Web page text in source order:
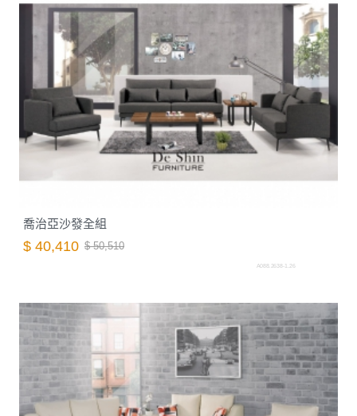
喬治亞沙發全組
$ 40,410 $ 50,510
A088.2638-1.26